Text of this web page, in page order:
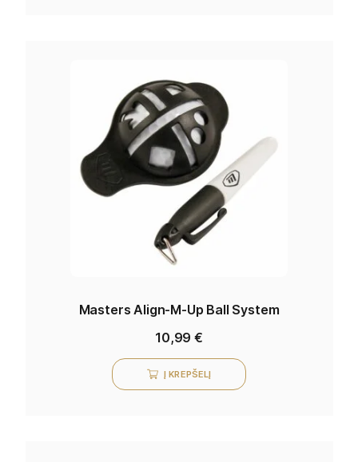
Masters Align-M-Up Ball System
10,99€
Į KREPŠELĮ